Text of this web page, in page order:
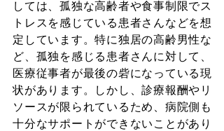
しては、孤独な高齢者や食事制限でス
トレスを感じている患者さんなどを想
定しています。特に独居の高齢男性な
ど、孤独を感じる患者さんに対して、
医療従事者が最後の砦になっている現
状があります。しかし、診療報酬やリ
ソースが限られているため、病院側も
十分なサポートができないことがあり